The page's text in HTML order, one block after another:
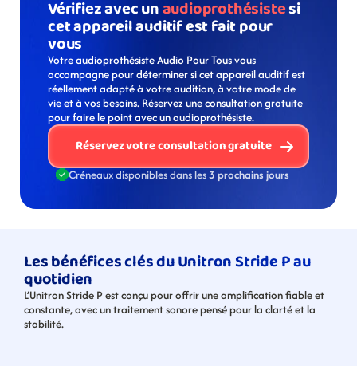
Vérifiez avec un audioprothésiste si
cet appareil auditif est fait pour
vous
Votre audioprothésiste Audio Pour Tous vous
accompagne pour déterminer si cet appareil auditif est
réellement adapté à votre audition, à votre mode de
vie et à vos besoins. Réservez une consultation gratuite
pour faire le point avec un audioprothésiste.
Réservez votre consultation gratuite
Créneaux disponibles dans les 3 prochains jours
Les bénéfices clés du Unitron Stride P au
quotidien
L’Unitron Stride P est conçu pour offrir une amplification fiable et
constante, avec un traitement sonore pensé pour la clarté et la
stabilité.